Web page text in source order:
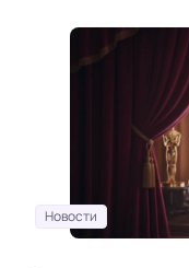
Новости